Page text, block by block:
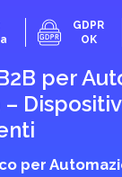
GDPR
OK
per
per